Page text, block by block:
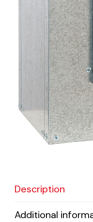
Description
Additional